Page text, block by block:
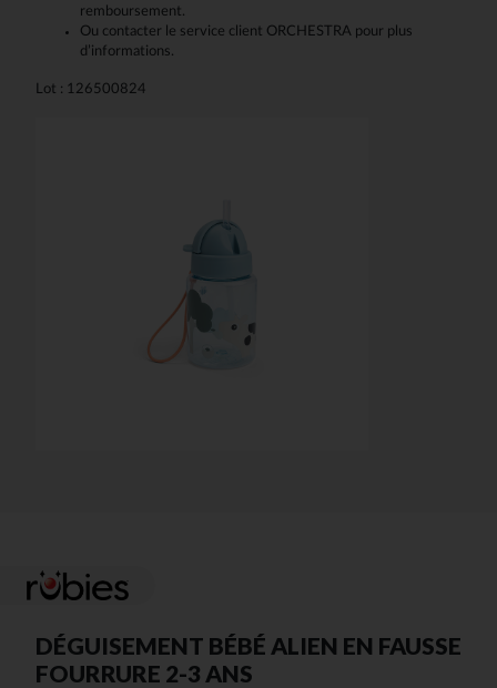
remboursement.
Ou contacter le service client ORCHESTRA pour plus
d’informations.
Lot : 126500824
DÉGUISEMENT BÉBÉ ALIEN EN FAUSSE
FOURRURE 2-3 ANS